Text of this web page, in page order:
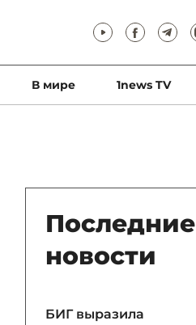
В мире 1news TV
Последние
новости
БИГ выразила